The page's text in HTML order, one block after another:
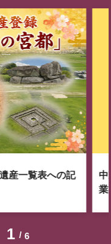
1 6
産一覧表への記
中
業